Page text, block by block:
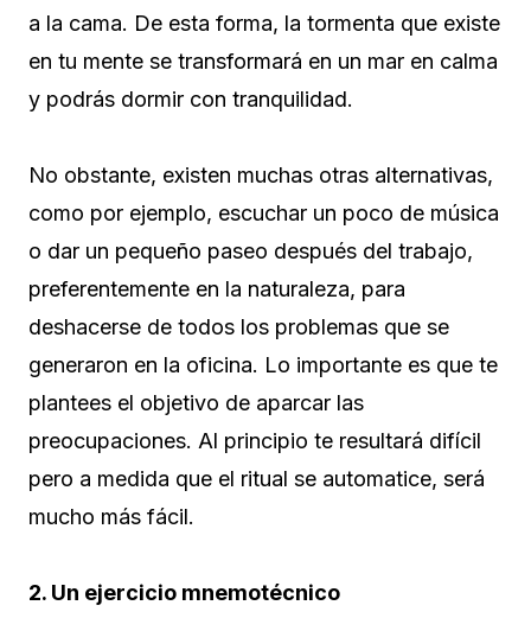
a la cama. De esta forma, la tormenta que existe
en tu mente se transformará en un mar en calma
y podrás dormir con tranquilidad.
No obstante, existen muchas otras alternativas,
como por ejemplo, escuchar un poco de música
o dar un pequeño paseo después del trabajo,
preferentemente en la naturaleza, para
deshacerse de todos los problemas que se
generaron en la oficina. Lo importante es que te
plantees el objetivo de aparcar las
preocupaciones. Al principio te resultará difícil
pero a medida que el ritual se automatice, será
mucho más fácil.
2. Un ejercicio mnemotécnico